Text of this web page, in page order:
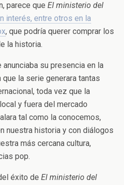
parece que El ministerio del
interés, entre otros en la
, que podría querer comprar los
la historia.
su presencia en la
la serie generara tantas
toda vez que la
y fuera del mercado
tal como la conocemos,
nuestra historia y con diálogos
más cercana cultura,
pop.
éxito de El ministerio del